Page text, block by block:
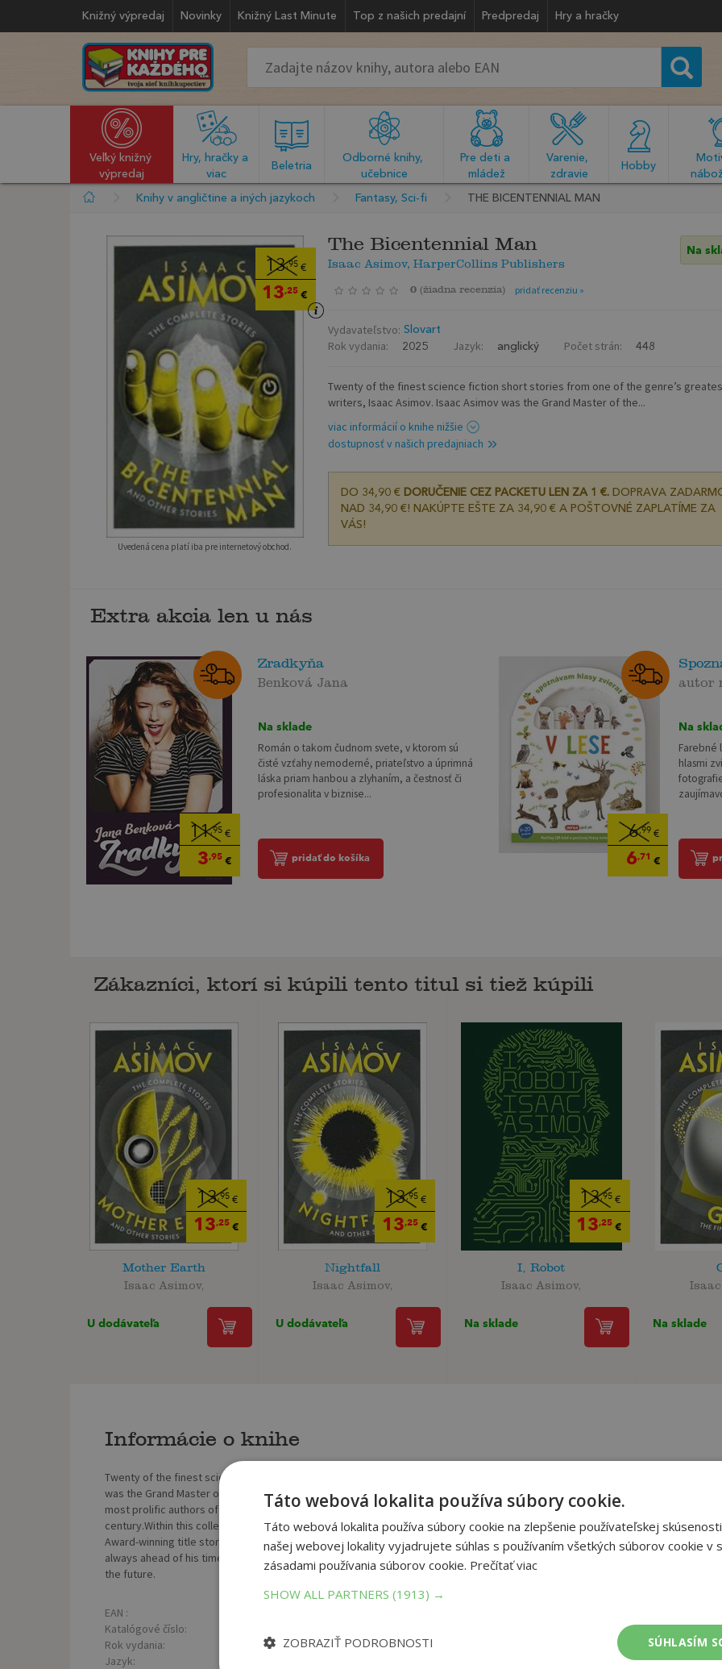
Knižný výpredaj Novinky Knižný Last Minute Top z našich predajní Predpredaj Hry a hračky
Veľký knižný
výpredaj
Hry, hračky a
viac
Beletria
Odborné knihy,
učebnice
Pre deti a
mládež
Varenie,
zdravie
Hobby
Knihy v angličtine a iných jazykoch Fantasy, Sci-fi THE BICENTENNIAL MAN
13,95 €
13,25 €
Uvedená cena platí iba pre internetový obchod.
The Bicentennial Man
Isaac Asimov, HarperCollins Publishers
Na
0 (žiadna recenzia) pridať recenziu »
Vydavateľstvo: Slovart
Rok vydania: 2025 Jazyk: anglický Počet strán: 448
Twenty of the finest science fiction short stories from one of the genre’s
writers, Isaac Asimov. Isaac Asimov was the Grand Master of the...
viac informácií o knihe nižšie
dostupnosť v našich predajniach
DO 34,90 € DORUČENIE CEZ PACKETU LEN ZA 1 €.DOPRAVA
NAD 34,90 €! NAKÚPTE EŠTE ZA 34,90 € A POŠTOVNÉ ZAPLATÍME ZA
VÁS!
Extra akcia len u nás
11,95 €
3,95 €
Zradkyňa
Benková Jana
Na sklade
Román o takom čudnom svete, v ktorom sú
čisté vzťahy nemoderné, priateľstvo a úprimná
láska priam hanbou a zlyhaním, a čestnosť či
profesionalita v biznise...
pridať do košíka
6,99 €
6,71 €
autor
Na
Farebné
hlasmi
Zákazníci, ktorí si kúpili tento titul si tiež kúpili
13,95€
13,25€
Mother Earth
Isaac Asimov,
U dodávateľa
13,95€
13,25€
Nightfall
Isaac Asimov,
U dodávateľa
13,95 €
13,25 €
I, Robot
Isaac Asimov,
Na sklade
Isaac
Na sklade
Informácie o knihe
Twenty of the finest science fiction short stories from one of the genre’s greatest writers, Isaac Asimov. Isaac Asimov
was the Grand Master of the Science Fiction Writers of America, the founder of robot ethics, and one of the world’s
most prolific authors of fiction and non-fiction. Asimov’s short fiction has been enjoyed by millions for more than half a
century.Within this collection are stories often voted among the best science fiction stories of all time, including Hugo
Award-winning title story ‘Bicentennial Man’, which explores a robot’s journey towards becoming human. Asimov was
always ahead of his time and his work stands today as the clearest expression of our collective hopes and fears for
the future.
EAN :
Katalógové číslo:
Rok vydania:
Jazyk:
Táto webová lokalita používa súbory cookie.
Táto webová lokalita používa súbory cookie na zlepšenie používateľskej
našej webovej lokality vyjadrujete súhlas s používaním všetkých súborov cookie v
zásadami používania súborov cookie. Prečítať viac
SHOW ALL PARTNERS (1913) →
SÚHLASÍM
ZOBRAZIŤ PODROBNOSTI